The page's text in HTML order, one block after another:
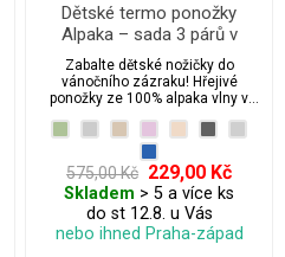
Dětské termo ponožky
Alpaka – sada 3 párů v
pastelových barvách
Zabalte dětské nožičky do
vánočního zázraku! Hřejivé
ponožky ze 100% alpaka vlny v
nejlepším zimním parťákem pro
malé objevitele. Sada 3 párů,
která nejen zahřeje, ale vykouzlí i
úsměv pod stromečkem. Ať už
staví sněhuláka, nebo odpočívají
u pohádky, s těmito ponožkami
bude každý krok jako v obláčku.
Perfektní dárek pro malé
575,00 Kč 229,00 Kč
Skladem > 5 a více ks
do st 12.8. u Vás
nebo ihned Praha-západ